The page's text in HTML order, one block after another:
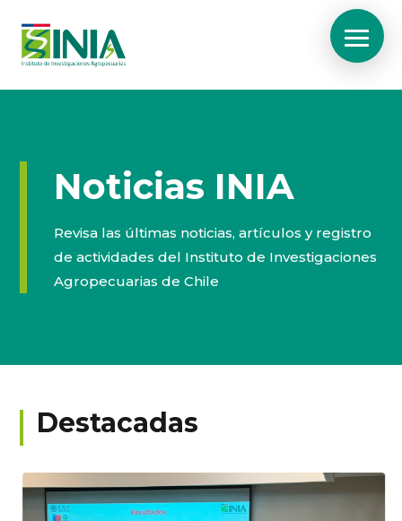
Noticias INIA
Revisa las últimas noticias, artículos y registro
de actividades del Instituto de Investigaciones
Agropecuarias de Chile
Destacadas